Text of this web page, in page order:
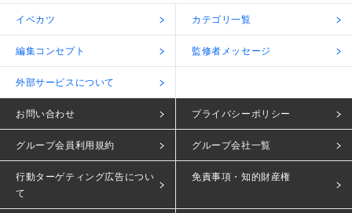
イベカツ カテゴリ一覧
編集コンセプト 監修者メッセージ
外部サービスについて
お問い合わせ プライバシーポリシー
グループ会員利用規約 グループ会社一覧
行動ターゲティング広告につい
て
免責事項・知的財産権